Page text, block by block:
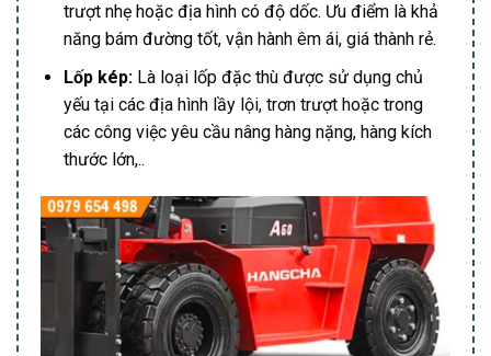
trượt nhẹ hoặc địa hình có độ dốc. Ưu điểm là khả
năng bám đường tốt, vận hành êm ái, giá thành rẻ.
Lốp kép:Là loại lốp đặc thù được sử dụng chủ
yếu tại các địa hình lầy lội, trơn trượt hoặc trong
các công việc yêu cầu nâng hàng nặng, hàng kích
thước lớn,..